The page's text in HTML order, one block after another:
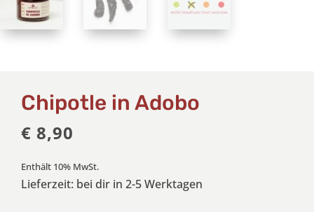
Chipotle in Adobo
€ 8,90
Enthält 10% MwSt.
Lieferzeit: bei dir in 2-5 Werktagen